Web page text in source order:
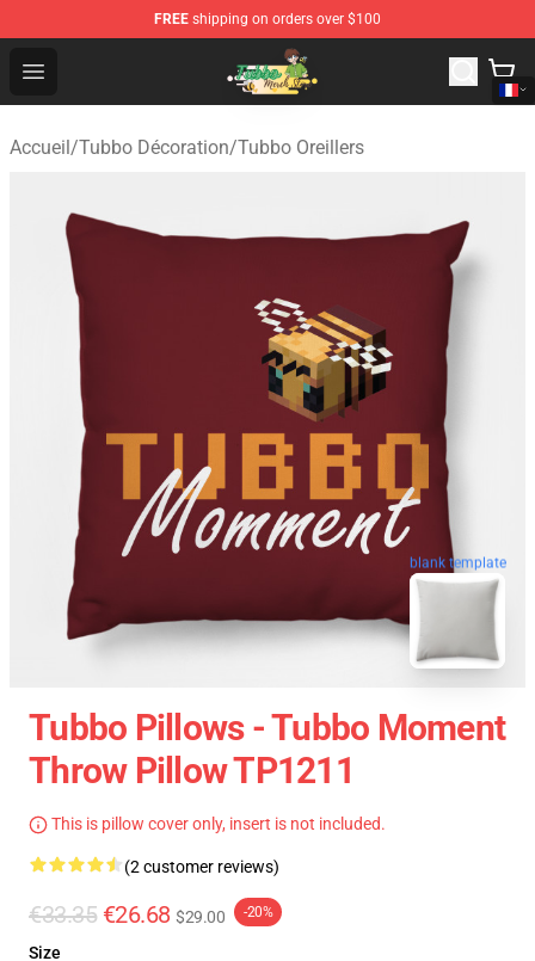
FREE shipping on orders over $100
Open menu
Tubbo Store - Official Tubbo Merchandise Shop
Accueil/Tubbo Décoration/Tubbo Oreillers
blank template
Tubbo Pillows - Tubbo Moment
Throw Pillow TP1211
This is pillow cover only, insert is not included.
(2 customer reviews)
€33.35 €26.68 $29.00 -20%
Size